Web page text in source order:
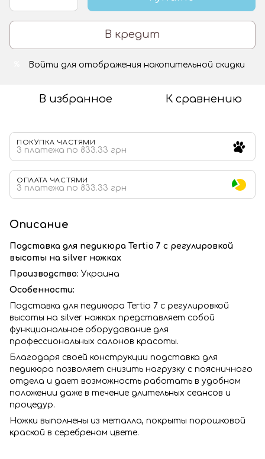
В кредит
Войти для отображения накопительной скидки
В избранное К сравнению
ПОКУПКА ЧАСТЯМИ
3 платежа по 833.33 грн
ОПЛАТА ЧАСТЯМИ
3 платежа по 833.33 грн
Описание
Подставка для педикюра Tertio 7 с регулировкой
высоты на silver ножках
Производство: Украина
Особенности:
Подставка для педикюра Tertio 7 с регулировкой
высоты на silver ножках представляет собой
функциональное оборудование для
профессиональных салонов красоты.
Благодаря своей конструкции подставка для
педикюра позволяет снизить нагрузку с поясничного
отдела и дает возможность работать в удобном
положении даже в течение длительных сеансов и
процедур.
Ножки выполнены из металла, покрыты порошковой
краской в серебреном цвете.